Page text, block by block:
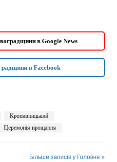
в Google News
в Facebook
Кропивницький
Церемонія прощання
Більше записів у Головне »